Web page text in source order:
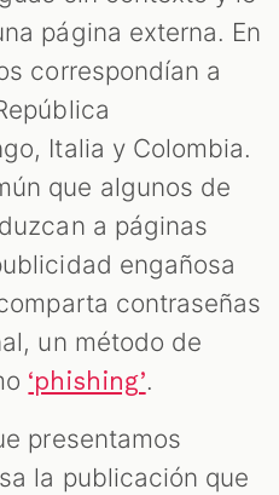
página externa. En
correspondían a
Italia y Colombia.
que algunos de
a páginas
engañosa
contraseñas
un método de
‘phishing’.
presentamos
la publicación que